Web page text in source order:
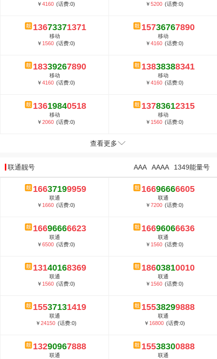
￥4160 (话费:0)
￥5200 (话费:0)
13673371371
移动
￥ 1560 (话费:0)
15736767890
移动
￥4160 (话费:0)
18339267890
移动
￥4160 (话费:0)
13838388341
移动
￥4160 (话费:0)
13619840518
移动
￥2060 (话费:0)
13783612315
移动
￥ 1560 (话费:0)
查看更多
联通靓号 1349能量号
AAAA
AAA
16637199959
联通
￥ 1660 (话费:0)
16696666605
联通
￥7200 (话费:0)
16696666623
联通
￥6500 (话费:0)
16696066636
联通
￥ 1560 (话费:0)
13140168369
联通
￥ 1560 (话费:0)
18603810010
联通
￥ 1560 (话费:0)
15537131419
联通
￥24150 (话费:0)
15538299888
联通
￥ 16800 (话费:0)
13290967888
联通
15538300888
联通